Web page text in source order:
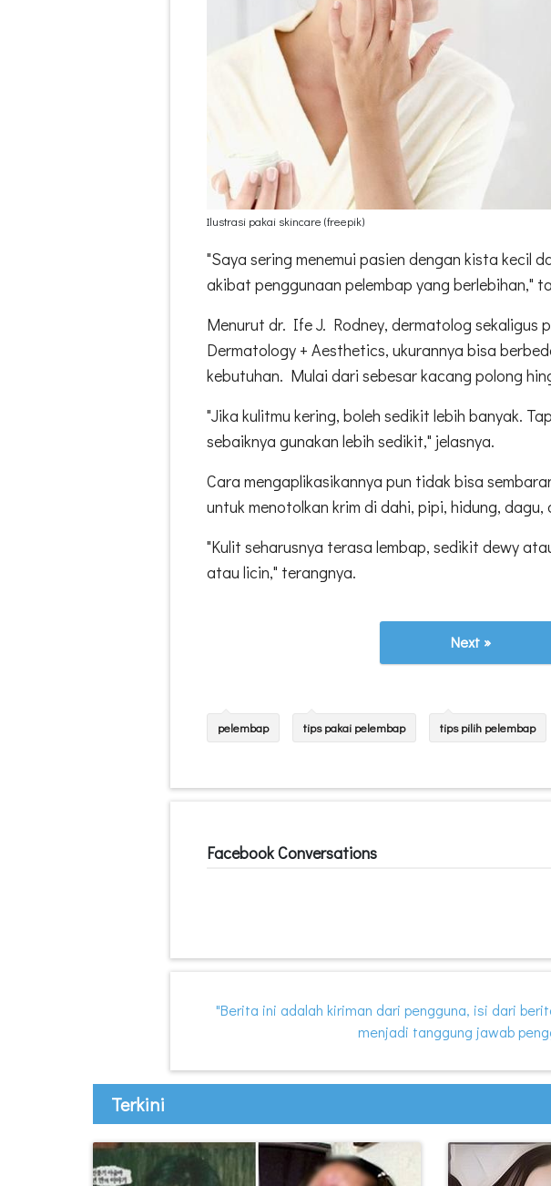
Ilustrasi pakai skincare (freepik)
"Saya sering menemui pasien dengan kista kecil
akibat penggunaan pelembap yang berlebihan,"
Menurut dr. Ife J. Rodney, dermatolog sekaligus
Dermatology + Aesthetics, ukurannya bisa
kebutuhan. Mulai dari sebesar kacang polong
"Jika kulitmu kering, boleh sedikit lebih banyak.
sebaiknya gunakan lebih sedikit," jelasnya.
Cara mengaplikasikannya pun tidak bisa
untuk menotolkan krim di dahi, pipi, hidung,
"Kulit seharusnya terasa lembap, sedikit dewy
atau licin," terangnya.
Next »
pelembap tips pakai pelembap tips pilih pelembap
Facebook Conversations
"Berita ini adalah kiriman dari pengguna, isi dari
menjadi tanggung jawab
Terkini